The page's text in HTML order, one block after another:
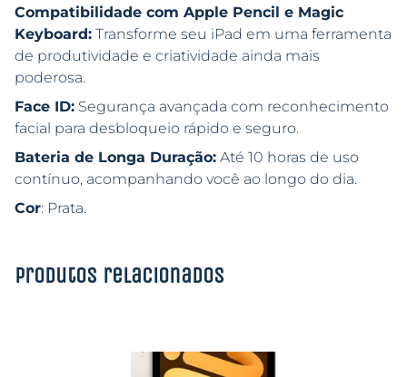
Compatibilidade com Apple Pencil e Magic
Keyboard: Transforme seu iPad em uma ferramenta
de produtividade e criatividade ainda mais
poderosa.
Face ID: Segurança avançada com reconhecimento
facial para desbloqueio rápido e seguro.
Bateria de Longa Duração: Até 10 horas de uso
contínuo, acompanhando você ao longo do dia.
Cor: Prata.
Produtos relacionados